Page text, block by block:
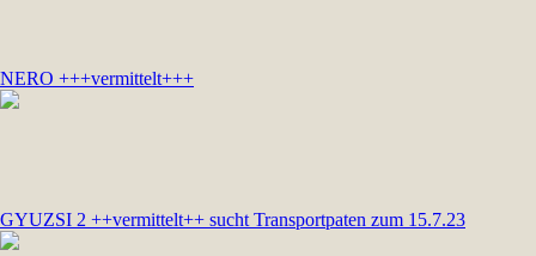
NERO +++vermittelt+++
GYUZSI 2 ++vermittelt++ sucht Transportpaten zum 15.7.23